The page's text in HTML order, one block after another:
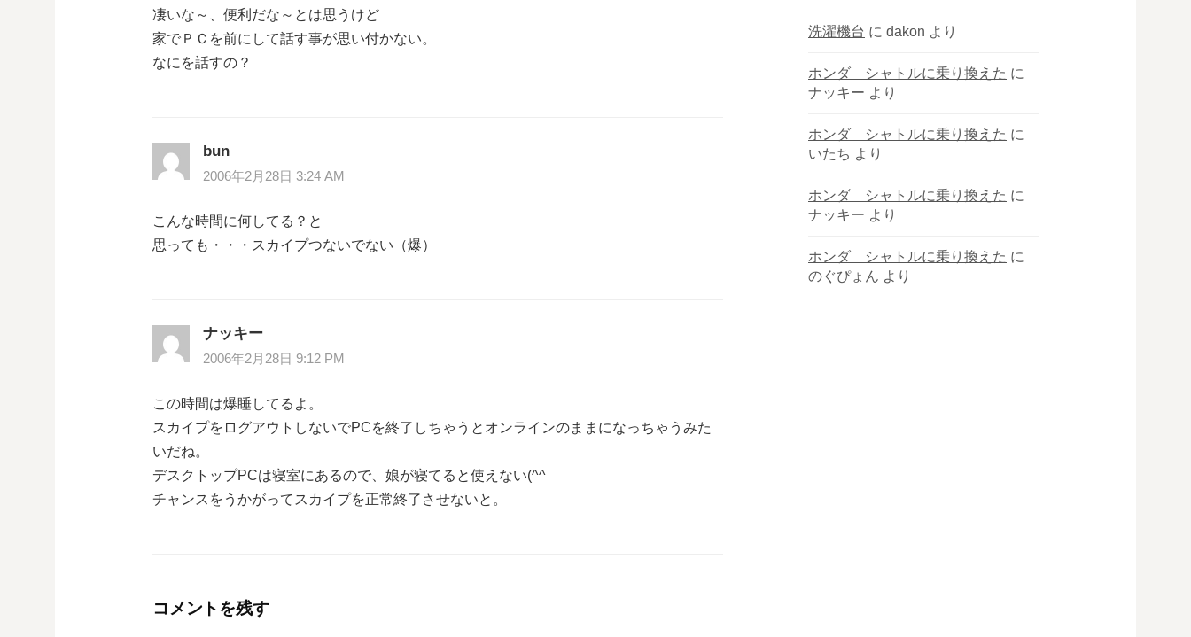
凄いな～、便利だな～とは思うけど
家でＰＣを前にして話す事が思い付かない。
なにを話すの？
bun
2006年2月28日 3:24 AM
こんな時間に何してる？と
思っても・・・スカイプつないでない（爆）
ナッキー
2006年2月28日 9:12 PM
この時間は爆睡してるよ。
スカイプをログアウトしないでPCを終了しちゃうとオンラインのままになっちゃうみた
いだね。
デスクトップPCは寝室にあるので、娘が寝てると使えない(^^ゞ
チャンスをうかがってスカイプを正常終了させないと。
コメントを残す
洗濯機台 に dakon より
ホンダ シャトルに乗り換えた に
ナッキー より
ホンダ シャトルに乗り換えた に
いたち より
ホンダ シャトルに乗り換えた に
ナッキー より
ホンダ シャトルに乗り換えた に
のぐぴょん より